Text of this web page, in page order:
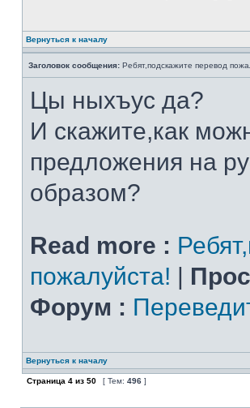
Вернуться к началу
Заголовок сообщения: Ребят,подскажите перевод
Цы ныхъус да?
И скажите,как
предложения на
образом?
Read more :
пожалуйста! |
Форум :
Вернуться к началу
Страница 4 из 50 [ Тем: 496 ]